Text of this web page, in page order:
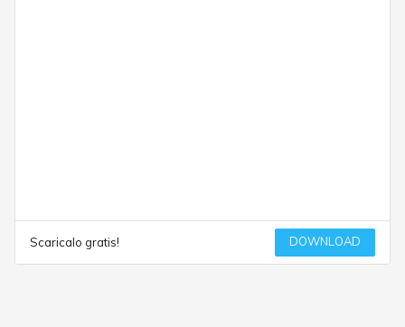
Scaricalo gratis! DOWNLOAD